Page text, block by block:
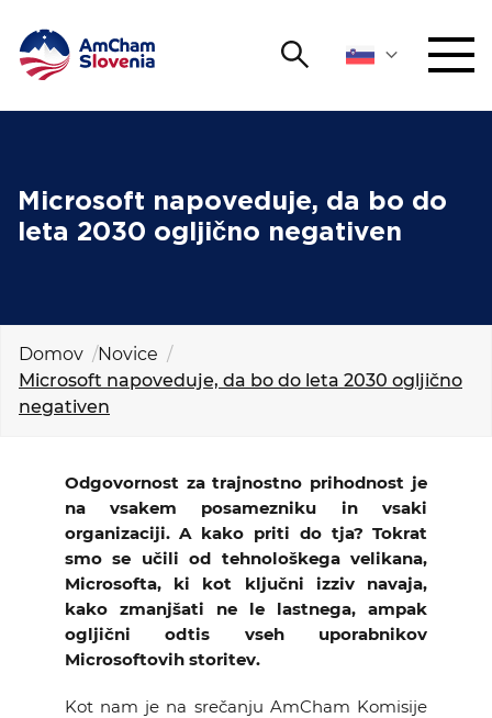
Išči
ZAGOVORNIŠTVO
MEDNARODNO SODELOVANJE
ČLANSTVO
KOLEDAR DOGODKOV
NOVICE
KONTAKT
GALERIJA
Microsoft napoveduje, da bo do
leta 2030 ogljično negativen
Domov
Novice
Microsoft napoveduje, da bo do leta 2030 ogljično
negativen
Odgovornost za trajnostno prihodnost je
na vsakem posamezniku in vsaki
organizaciji. A kako priti do tja? Tokrat
smo se učili od tehnološkega velikana,
Microsofta, ki kot ključni izziv navaja,
kako zmanjšati ne le lastnega, ampak
ogljični odtis vseh uporabnikov
Microsoftovih storitev.
Kot nam je na srečanju AmCham Komisije